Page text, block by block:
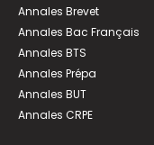
Annales Brevet
Annales Bac Français
Annales BTS
Annales Prépa
Annales BUT
Annales CRPE